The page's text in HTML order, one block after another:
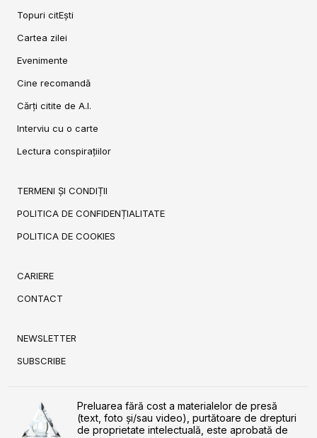
Topuri citEști
Cartea zilei
Evenimente
Cine recomandă
Cărți citite de A.I.
Interviu cu o carte
Lectura conspirațiilor
TERMENI ȘI CONDIȚII
POLITICA DE CONFIDENȚIALITATE
POLITICA DE COOKIES
CARIERE
CONTACT
NEWSLETTER
SUBSCRIBE
Preluarea fără cost a materialelor de presă
(text, foto și/sau video), purtătoare de drepturi
de proprietate intelectuală, este aprobată de